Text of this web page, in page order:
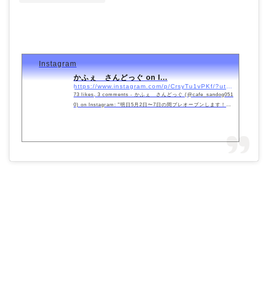
Instagram
かふぇ さんどっぐ on I...
73 likes, 3 comments - かふぇ さんどっぐ (@cafe_sandog051
0) on Instagram: "明日5月2日〜7日の間プレオープンします！プ